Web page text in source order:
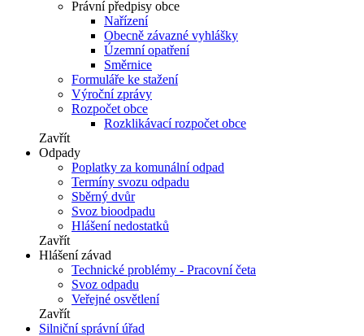
Právní předpisy obce
Nařízení
Obecně závazné vyhlášky
Územní opatření
Směrnice
Formuláře ke stažení
Výroční zprávy
Rozpočet obce
Rozklikávací rozpočet obce
Zavřít
Odpady
Poplatky za komunální odpad
Termíny svozu odpadu
Sběrný dvůr
Svoz bioodpadu
Hlášení nedostatků
Zavřít
Hlášení závad
Technické problémy - Pracovní četa
Svoz odpadu
Veřejné osvětlení
Zavřít
Silniční správní úřad